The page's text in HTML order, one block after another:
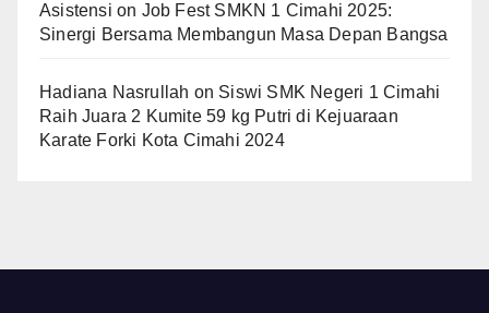
Asistensi on Job Fest SMKN 1 Cimahi 2025:
Sinergi Bersama Membangun Masa Depan Bangsa
Hadiana Nasrullah on Siswi SMK Negeri 1 Cimahi
Raih Juara 2 Kumite 59 kg Putri di Kejuaraan
Karate Forki Kota Cimahi 2024